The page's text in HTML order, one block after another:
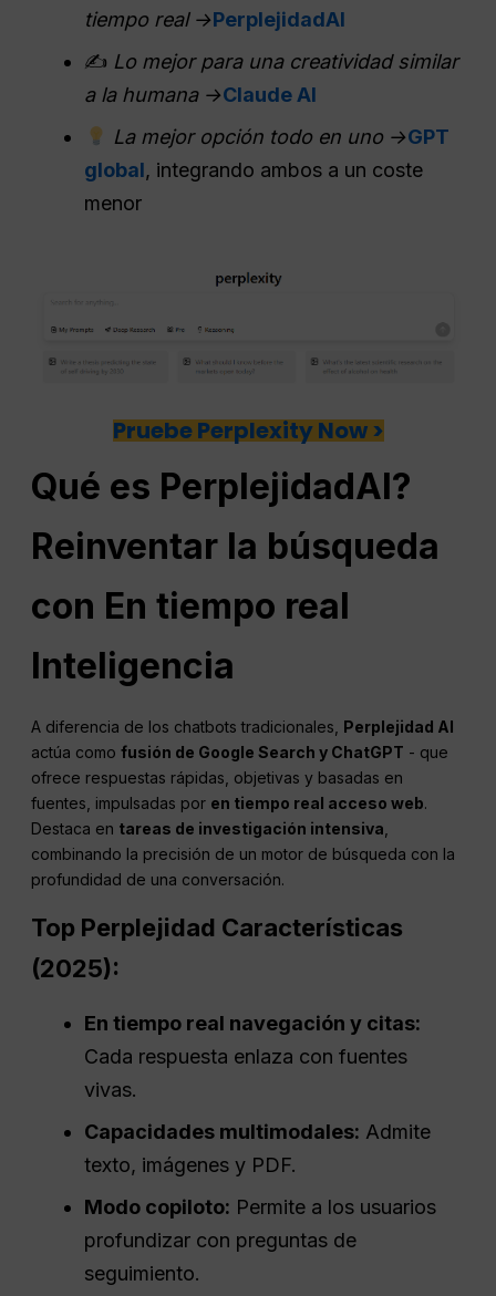
tiempo real →PerplejidadAI
✍️ Lo mejor para una creatividad similar
a la humana →Claude AI
La mejor opción todo en uno →GPT
global, integrando ambos a un coste
menor
Pruebe Perplexity Now >
Qué es PerplejidadAI?
Reinventar la búsqueda
con En tiempo real
Inteligencia
A diferencia de los chatbots tradicionales, Perplejidad AI
actúa comofusión de Google Search y ChatGPT - que
ofrece respuestas rápidas, objetivas y basadas en
fuentes, impulsadas por en tiempo real acceso web.
Destaca en tareas de investigación intensiva
combinando la precisión de un motor de búsqueda con la
profundidad de una conversación.
Top Perplejidad Características
(2025):
En tiempo real navegación y citas:
Cada respuesta enlaza con fuentes
vivas.
Capacidades multimodales: Admite
texto, imágenes y PDF.
Modo copiloto: Permite a los usuarios
profundizar con preguntas de
seguimiento.